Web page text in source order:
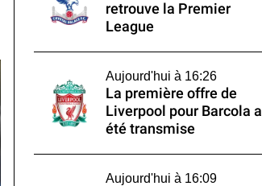
retrouve la Premier
League
Aujourd'hui à 16:26
La première offre de
Liverpool pour Barcola a
été transmise
Aujourd'hui à 16:09